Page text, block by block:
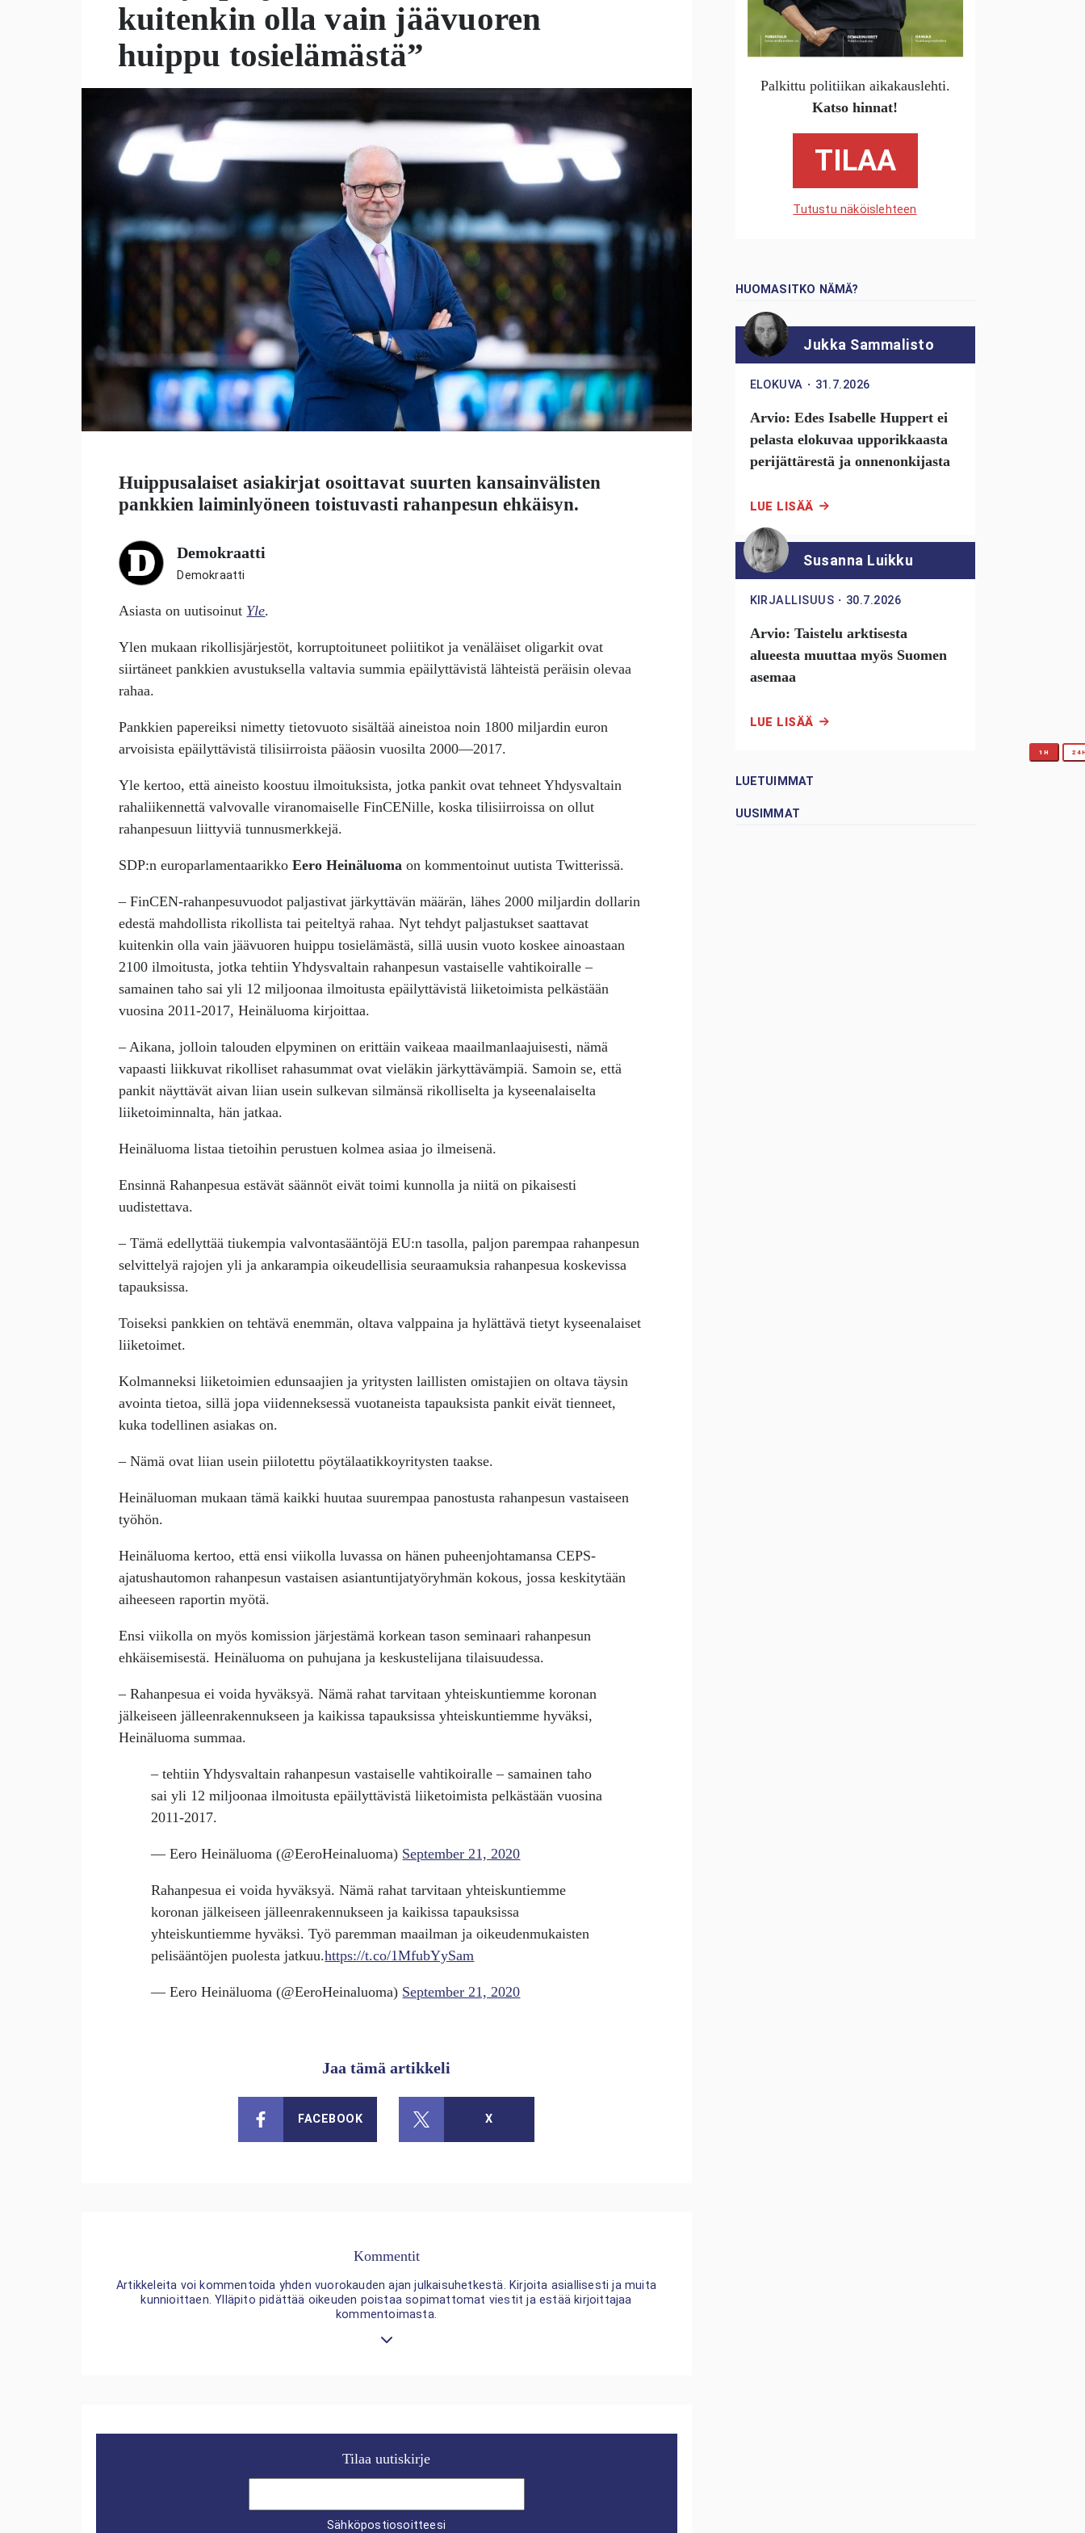
kuitenkin olla vain jäävuoren
huippu tosielämästä”
Huippusalaiset asiakirjat osoittavat suurten kansainvälisten
pankkien laiminlyöneen toistuvasti rahanpesun ehkäisyn.
Demokraatti
Demokraatti
Asiasta on uutisoinut Yle.
Ylen mukaan rikollisjärjestöt, korruptoituneet poliitikot ja venäläiset oligarkit ovat
siirtäneet pankkien avustuksella valtavia summia epäilyttävistä lähteistä peräisin olevaa
rahaa.
Pankkien papereiksi nimetty tietovuoto sisältää aineistoa noin 1800 miljardin euron
arvoisista epäilyttävistä tilisiirroista pääosin vuosilta 2000—2017.
Yle kertoo, että aineisto koostuu ilmoituksista, jotka pankit ovat tehneet Yhdysvaltain
rahaliikennettä valvovalle viranomaiselle FinCENille, koska tilisiirroissa on ollut
rahanpesuun liittyviä tunnusmerkkejä.
SDP:n europarlamentaarikkoEero Heinäluoma on kommentoinut uutista Twitterissä.
– FinCEN-rahanpesuvuodot paljastivat järkyttävän määrän, lähes 2000 miljardin dollarin
edestä mahdollista rikollista tai peiteltyä rahaa. Nyt tehdyt paljastukset saattavat
kuitenkin olla vain jäävuoren huippu tosielämästä, sillä uusin vuoto koskee ainoastaan
2100 ilmoitusta, jotka tehtiin Yhdysvaltain rahanpesun vastaiselle vahtikoiralle –
samainen taho sai yli 12 miljoonaa ilmoitusta epäilyttävistä liiketoimista pelkästään
vuosina 2011-2017, Heinäluoma kirjoittaa.
– Aikana, jolloin talouden elpyminen on erittäin vaikeaa maailmanlaajuisesti, nämä
vapaasti liikkuvat rikolliset rahasummat ovat vieläkin järkyttävämpiä. Samoin se, että
pankit näyttävät aivan liian usein sulkevan silmänsä rikolliselta ja kyseenalaiselta
liiketoiminnalta, hän jatkaa.
Heinäluoma listaa tietoihin perustuen kolmea asiaa jo ilmeisenä.
Ensinnä Rahanpesua estävät säännöt eivät toimi kunnolla ja niitä on pikaisesti
uudistettava.
– Tämä edellyttää tiukempia valvontasääntöjä EU:n tasolla, paljon parempaa rahanpesun
selvittelyä rajojen yli ja ankarampia oikeudellisia seuraamuksia rahanpesua koskevissa
tapauksissa.
Toiseksi pankkien on tehtävä enemmän, oltava valppaina ja hylättävä tietyt kyseenalaiset
liiketoimet.
Kolmanneksi liiketoimien edunsaajien ja yritysten laillisten omistajien on oltava täysin
avointa tietoa, sillä jopa viidenneksessä vuotaneista tapauksista pankit eivät tienneet,
kuka todellinen asiakas on.
– Nämä ovat liian usein piilotettu pöytälaatikkoyritysten taakse.
Heinäluoman mukaan tämä kaikki huutaa suurempaa panostusta rahanpesun vastaiseen
työhön.
Heinäluoma kertoo, että ensi viikolla luvassa on hänen puheenjohtamansa CEPS-
ajatushautomon rahanpesun vastaisen asiantuntijatyöryhmän kokous, jossa keskitytään
aiheeseen raportin myötä.
Ensi viikolla on myös komission järjestämä korkean tason seminaari rahanpesun
ehkäisemisestä. Heinäluoma on puhujana ja keskustelijana tilaisuudessa.
– Rahanpesua ei voida hyväksyä. Nämä rahat tarvitaan yhteiskuntiemme koronan
jälkeiseen jälleenrakennukseen ja kaikissa tapauksissa yhteiskuntiemme hyväksi,
Heinäluoma summaa.
– tehtiin Yhdysvaltain rahanpesun vastaiselle vahtikoiralle – samainen taho
sai yli 12 miljoonaa ilmoitusta epäilyttävistä liiketoimista pelkästään vuosina
2011-2017.
— Eero Heinäluoma (@EeroHeinaluoma) September 21, 2020
Rahanpesua ei voida hyväksyä. Nämä rahat tarvitaan yhteiskuntiemme
koronan jälkeiseen jälleenrakennukseen ja kaikissa tapauksissa
yhteiskuntiemme hyväksi. Työ paremman maailman ja oikeudenmukaisten
pelisääntöjen puolesta jatkuu.https://t.co/1MfubYySam
— Eero Heinäluoma (@EeroHeinaluoma) September 21, 2020
Jaa tämä artikkeli
FACEBOOK X
Kommentit
Artikkeleita voi kommentoida yhden vuorokauden ajan julkaisuhetkestä. Kirjoita asiallisesti ja muita
kunnioittaen. Ylläpito pidättää oikeuden poistaa sopimattomat viestit ja estää kirjoittajaa
kommentoimasta.
Tilaa uutiskirje
Sähköpostiosoitteesi
Palkittu politiikan aikakauslehti.
Katso hinnat!
TILAA
Tutustu näköislehteen
HUOMASITKO NÄMÄ?
Jukka Sammalisto
ELOKUVA ・ 31.7.2026
Arvio: Edes Isabelle Huppert ei
pelasta elokuvaa upporikkaasta
perijättärestä ja onnenonkijasta
LUE LISÄÄ
Susanna Luikku
KIRJALLISUUS ・ 30.7.2026
Arvio: Taistelu arktisesta
alueesta muuttaa myös Suomen
asemaa
LUE LISÄÄ
LUETUIMMAT
1H
UUSIMMAT